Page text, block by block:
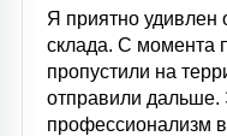
Я приятно удивлен
склада. С момента
пропустили на
отправили
профессионализм